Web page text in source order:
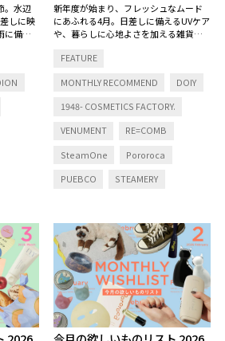
。水辺
しに映
に備え
地よ
新年度が始まり、フレッシュなムード
にあふれる4月。日差しに備えるUVケア
や、暮らしに心地よさを加える雑貨、
まで。新しい日々を彩るプロダクトを
FEATURE
MONTHLY RECOMMEND DOIY
1948- COSMETICS FACTORY.
VENUMENT RE=COMB
SteamOne Pororoca
PUEBCO STEAMERY